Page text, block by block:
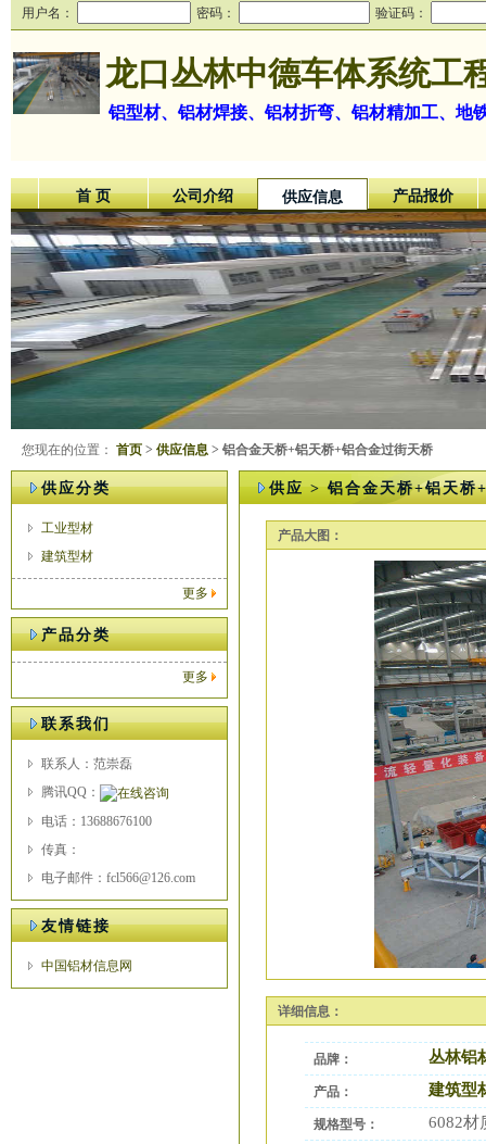
用户名： 密码： 验证码：
龙口丛林中德车体系统工
铝型材、铝材焊接、铝材折弯、铝材精加工、地
首 页 公司介绍 供应信息 产品报价
您现在的位置： 首页 > 供应信息 > 铝合金天桥+铝天桥+铝合金过街天桥
供应分类
工业型材
建筑型材
更多
产品分类
更多
联系我们
联系人：范崇磊
腾讯QQ：
电话：13688676100
传真：
电子邮件：fcl566@126.com
友情链接
中国铝材信息网
供应 > 铝合金天桥+铝天桥
产品大图：
详细信息：
品牌： 丛林铝
产品： 建筑型
规格型号： 6082材